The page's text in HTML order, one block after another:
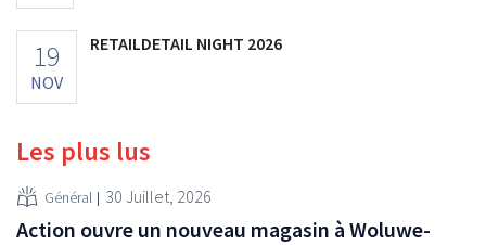
19
NOV
RETAILDETAIL NIGHT 2026
Les plus lus
Général 30 Juillet, 2026
Action ouvre un nouveau magasin à Woluwe-